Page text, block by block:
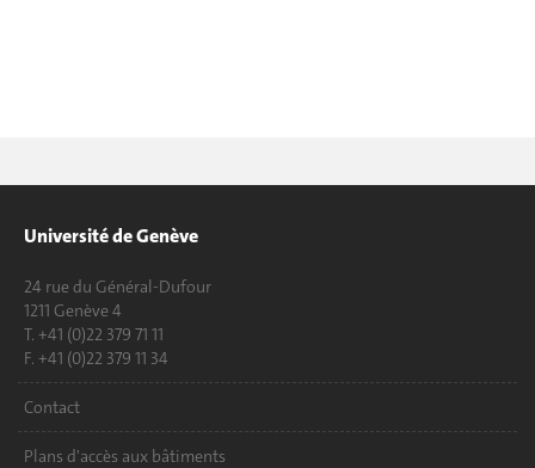
Université de Genève
24 rue du Général-Dufour
1211 Genève 4
T. +41 (0)22 379 71 11
F. +41 (0)22 379 11 34
Contact
Plans d'accès aux bâtiments